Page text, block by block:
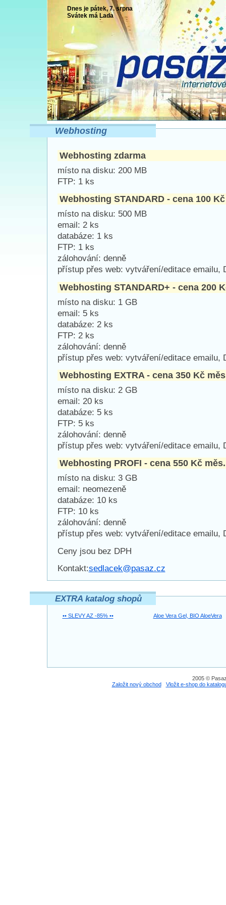
Dnes je pátek, 7. srpna
Svátek má Lada
Webhosting
Webhosting zdarma
místo na disku: 200 MB
FTP: 1 ks
Webhosting STANDARD - cena 100
místo na disku: 500 MB
email: 2 ks
databáze: 1 ks
FTP: 1 ks
zálohování: denně
přístup přes web: vytváření/editace emailu,
Webhosting STANDARD+ - cena 200
místo na disku: 1 GB
email: 5 ks
databáze: 2 ks
FTP: 2 ks
zálohování: denně
přístup přes web: vytváření/editace emailu,
Webhosting EXTRA - cena 350 Kč
místo na disku: 2 GB
email: 20 ks
databáze: 5 ks
FTP: 5 ks
zálohování: denně
přístup přes web: vytváření/editace emailu,
Webhosting PROFI - cena 550 Kč měs.
místo na disku: 3 GB
email: neomezeně
databáze: 10 ks
FTP: 10 ks
zálohování: denně
přístup přes web: vytváření/editace emailu,
Ceny jsou bez DPH
Kontakt:sedlacek@pasaz.cz
EXTRA katalog shopů
•• SLEVY AZ -85% •• Aloe Vera Gel, BIO AloeVera
2005 ©
Založit nový obchod
Vložit e-shop do